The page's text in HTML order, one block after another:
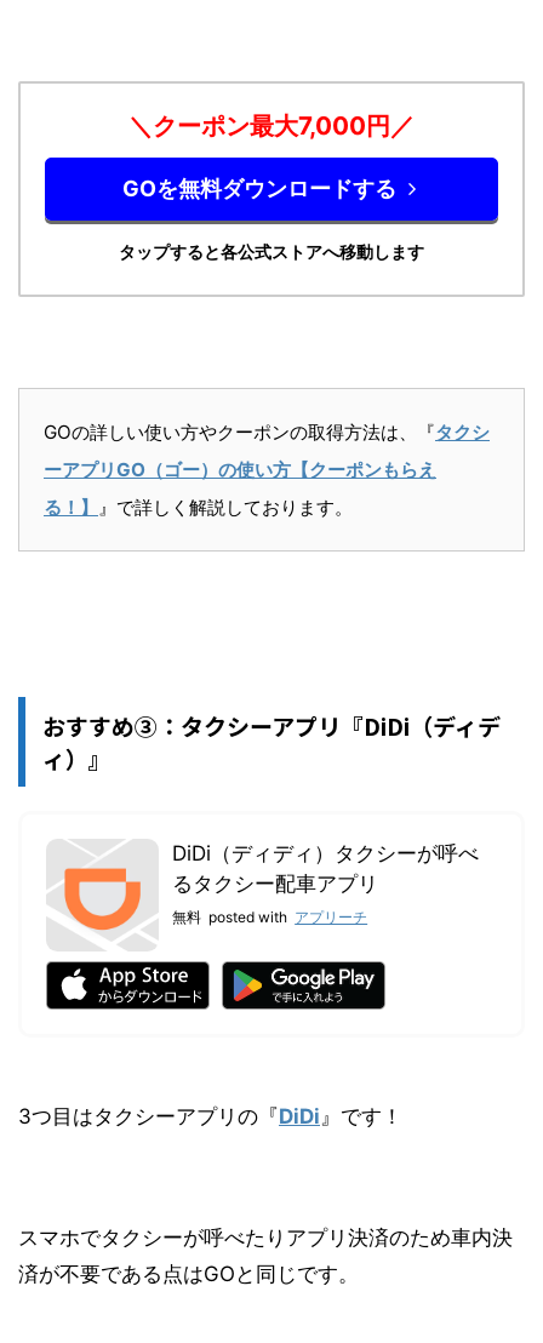
＼クーポン最大7,000円／
GOを無料ダウンロードする
タップすると各公式ストアへ移動します
GOの詳しい使い方やクーポンの取得方法は、『タクシ
ーアプリGO（ゴー）の使い方【クーポンもらえ
る！】
』で詳しく解説しております。
おすすめ③：タクシーアプリ『DiDi（ディデ
ィ）』
DiDi（ディディ）タクシーが呼べ
るタクシー配車アプリ
無料 posted with アプリーチ
3つ目はタクシーアプリの『DiDi 』です！
スマホでタクシーが呼べたりアプリ決済のため車内決
済が不要である点はGOと同じです。